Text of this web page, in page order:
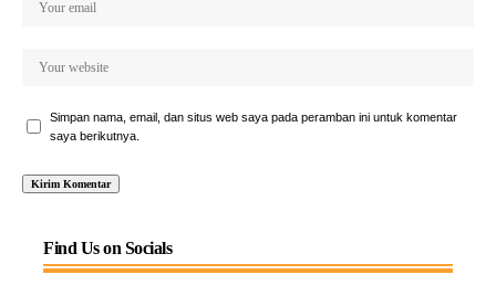
Simpan nama, email, dan situs web saya pada peramban ini untuk komentar
saya berikutnya.
Find Us on Socials